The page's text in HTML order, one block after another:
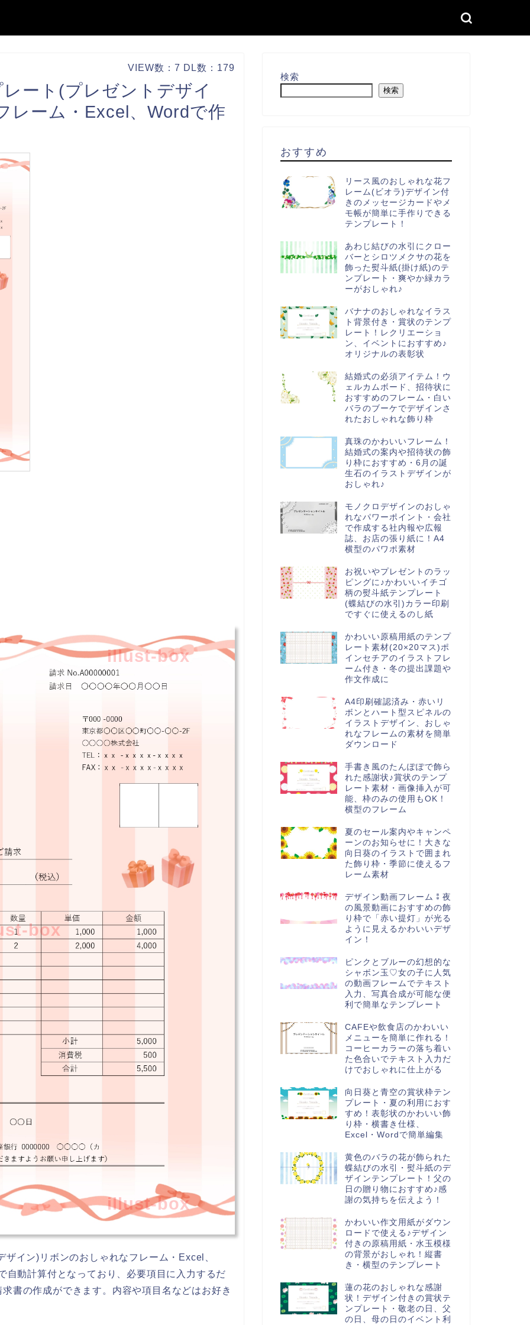
VIEW数：7 DL数：179
ート(プレゼントデザイ
レーム・Excel、Wordで作
box
illust-box
illust-box
イン)リボンのおしゃれなフレーム・Excel、
自動計算付となっており、必要項目に入力するだ
書の作成ができます。内容や項目名などはお好き
検索
検索
おすすめ
リース風のおしゃれな花フ
レーム(ビオラ)デザイン付
きのメッセージカードやメ
モ帳が簡単に手作りできる
テンプレート！
あわじ結びの水引にクロー
バーとシロツメクサの花を
飾った熨斗紙(掛け紙)のテ
ンプレート・爽やか緑カラ
ーがおしゃれ♪
バナナのおしゃれなイラス
ト背景付き・賞状のテンプ
レート！レクリエーショ
ン、イベントにおすすめ♪
オリジナルの表彰状
結婚式の必須アイテム！ウ
ェルカムボード、招待状に
おすすめのフレーム・白い
バラのブーケでデザインさ
れたおしゃれな飾り枠
真珠のかわいいフレーム！
結婚式の案内や招待状の飾
り枠におすすめ・6月の誕
生石のイラストデザインが
おしゃれ♪
モノクロデザインのおしゃ
れなパワーポイント・会社
で作成する社内報や広報
誌、お店の張り紙に！A4
横型のパワポ素材
お祝いやプレゼントのラッ
ピングに♪かわいいイチゴ
柄の熨斗紙テンプレート
(蝶結びの水引)カラー印刷
ですぐに使えるのし紙
かわいい原稿用紙のテンプ
レート素材(20×20マス)ポ
インセチアのイラストフレ
ーム付き・冬の提出課題や
作文作成に
A4印刷確認済み・赤いリ
ボンとハート型スピネルの
イラストデザイン、おしゃ
れなフレームの素材を簡単
ダウンロード
手書き風のたんぽぽで飾ら
れた感謝状♪賞状のテンプ
レート素材・画像挿入が可
能、枠のみの使用もOK！
横型のフレーム
夏のセール案内やキャンペ
ーンのお知らせに！大きな
向日葵のイラストで囲まれ
た飾り枠・季節に使えるフ
レーム素材
デザイン動画フレーム⁑夜
の風景動画におすすめの飾
り枠で「赤い提灯」が光る
ように見えるかわいいデザ
イン！
ピンクとブルーの幻想的な
シャボン玉♡女の子に人気
の動画フレームでテキスト
入力、写真合成が可能な便
利で簡単なテンプレート
CAFEや飲食店のかわいい
メニューを簡単に作れる！
コーヒーカラーの落ち着い
た色合いでテキスト入力だ
けでおしゃれに仕上がる
向日葵と青空の賞状枠テン
プレート・夏の利用におす
すめ！表彰状のかわいい飾
り枠・横書き仕様、
Excel・Wordで簡単編集
黄色のバラの花が飾られた
蝶結びの水引・熨斗紙のデ
ザインテンプレート！父の
日の贈り物におすすめ♪感
謝の気持ちを伝えよう！
かわいい作文用紙がダウン
ロードで使える♪デザイン
付きの原稿用紙・水玉模様
の背景がおしゃれ！縦書
き・横型のテンプレート
蓮の花のおしゃれな感謝
状！デザイン付きの賞状テ
ンプレート・敬老の日、父
の日、母の日のイベント利